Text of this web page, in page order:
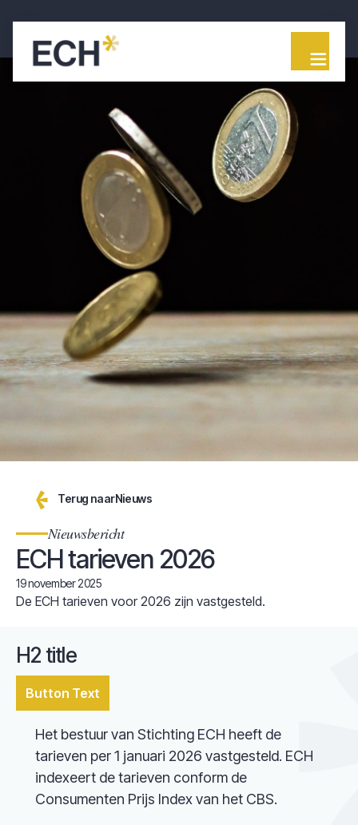
Terug naarNieuws
Nieuwsbericht
ECH tarieven 2026
19 november 2025
De ECH tarieven voor 2026 zijn vastgesteld.
H2 title
Button Text
Het bestuur van Stichting ECH heeft de
tarieven per 1 januari 2026 vastgesteld. ECH
indexeert de tarieven conform de
Consumenten Prijs Index van het CBS.